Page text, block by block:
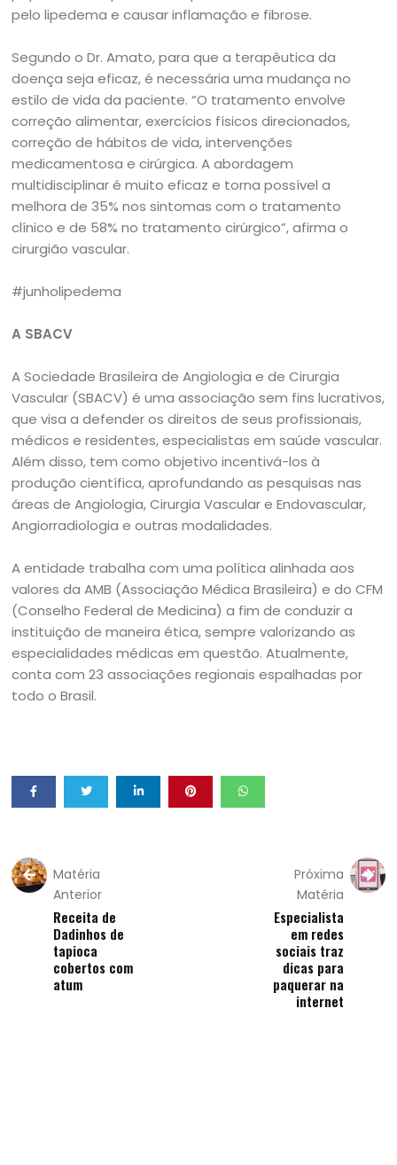
pelo lipedema e causar inflamação e fibrose.
Segundo o Dr. Amato, para que a terapêutica da
doença seja eficaz, é necessária uma mudança no
estilo de vida da paciente. “O tratamento envolve
correção alimentar, exercícios físicos direcionados,
correção de hábitos de vida, intervenções
medicamentosa e cirúrgica. A abordagem
multidisciplinar é muito eficaz e torna possível a
melhora de 35% nos sintomas com o tratamento
clínico e de 58% no tratamento cirúrgico”, afirma o
cirurgião vascular.
#junholipedema
A SBACV
A Sociedade Brasileira de Angiologia e de Cirurgia
Vascular (SBACV) é uma associação sem fins lucrativos,
que visa a defender os direitos de seus profissionais,
médicos e residentes, especialistas em saúde vascular.
Além disso, tem como objetivo incentivá-los à
produção científica, aprofundando as pesquisas nas
áreas de Angiologia, Cirurgia Vascular e Endovascular,
Angiorradiologia e outras modalidades.
A entidade trabalha com uma política alinhada aos
valores da AMB (Associação Médica Brasileira) e do CFM
(Conselho Federal de Medicina) a fim de conduzir a
instituição de maneira ética, sempre valorizando as
especialidades médicas em questão. Atualmente,
conta com 23 associações regionais espalhadas por
todo o Brasil.
Matéria
Anterior
Receita de
Dadinhos de
tapioca
cobertos com
atum
Próxima
Matéria
Especialista
em redes
sociais traz
dicas para
paquerar na
internet